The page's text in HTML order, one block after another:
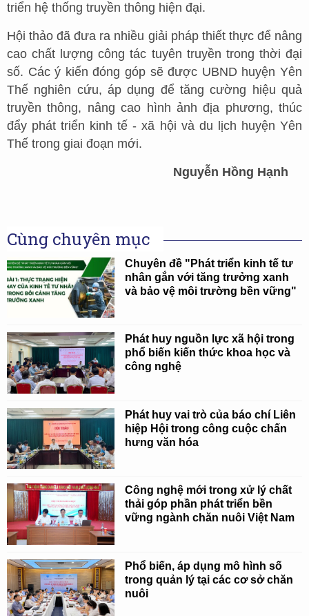
triển hệ thống truyền thông hiện đại.
Hội thảo đã đưa ra nhiều giải pháp thiết thực để nâng
cao chất lượng công tác tuyên truyền trong thời đại
số. Các ý kiến đóng góp sẽ được UBND huyện Yên
Thế nghiên cứu, áp dụng để tăng cường hiệu quả
truyền thông, nâng cao hình ảnh địa phương, thúc
đẩy phát triển kinh tế - xã hội và du lịch huyện Yên
Thế trong giai đoạn mới.
Nguyễn Hồng Hạnh
Cùng chuyên mục
Chuyên đề "Phát triển kinh tế tư
nhân gắn với tăng trưởng xanh
và bảo vệ môi trường bền vững"
Phát huy nguồn lực xã hội trong
phổ biến kiến thức khoa học và
công nghệ
Phát huy vai trò của báo chí Liên
hiệp Hội trong công cuộc chấn
hưng văn hóa
Công nghệ mới trong xử lý chất
thải góp phần phát triển bền
vững ngành chăn nuôi Việt Nam
Phổ biến, áp dụng mô hình số
trong quản lý tại các cơ sở chăn
nuôi